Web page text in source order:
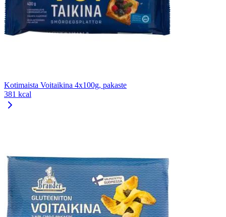
Kotimaista Voitaikina 4x100g, pakaste
381 kcal